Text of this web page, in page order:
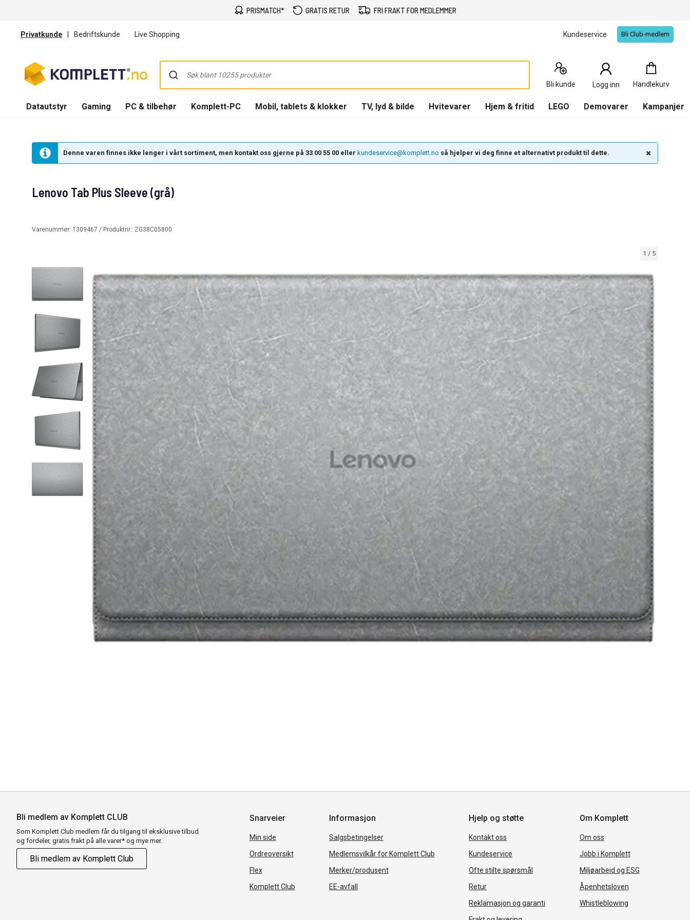
PRISMATCH* GRATIS RETUR FRI FRAKT FOR MEDLEMMER
Privatkunde | Bedriftskunde Live Shopping Kundeservice Bli Club-medlem
Bli kunde Logg inn Handlekurv
Handlekurv
0
Produkter
Datautstyr Gaming PC & tilbehør Komplett-PC Mobil, tablets & klokker TV, lyd & bilde Hvitevarer Hjem & fritid LEGO Demovarer Kampanjer
Denne varen finnes ikke lenger i vårt sortiment, men kontakt oss gjerne på 33 00 55 00 eller kundeservice@komplett.no så hjelper vi deg finne et alternativt produkt til dette.
1 / 5
Lenovo Tab Plus Sleeve (grå)
Varenummer: 1309467 / Produktnr.: ZG38C05800
Bli medlem av Komplett CLUB
Som Komplett Club medlem får du tilgang til eksklusive tilbud
og fordeler, gratis frakt på alle varer* og mye mer.
Bli medlem av Komplett Club
Snarveier
Min side
Ordreoversikt
Flex
Komplett Club
Informasjon
Salgsbetingelser
Medlemsvilkår for Komplett Club
Merker/produsent
EE-avfall
Hjelp og støtte
Kontakt oss
Kundeservice
Ofte stilte spørsmål
Retur
Reklamasjon og garanti
Om Komplett
Om oss
Jobb i Komplett
Miljøarbeid og ESG
Åpenhetsloven
Whistleblowing